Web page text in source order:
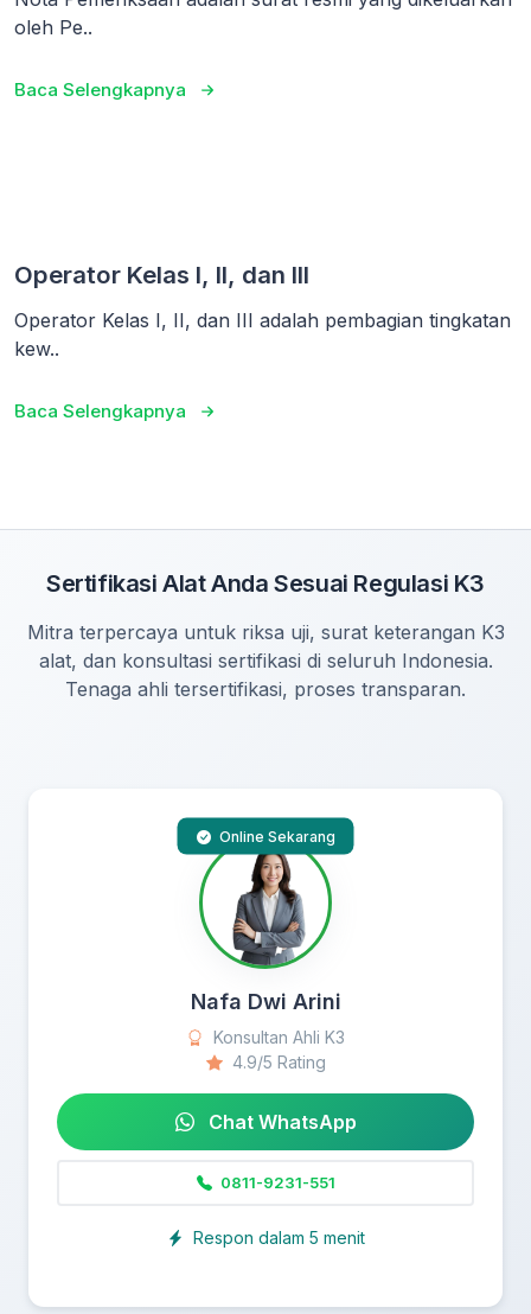
oleh Pe..
Baca Selengkapnya
Operator Kelas I, II, dan III
Operator Kelas I, II, dan III adalah pembagian tingkatan
kew..
Baca Selengkapnya
Sertifikasi Alat Anda Sesuai Regulasi K3
Mitra terpercaya untuk riksa uji, surat keterangan K3
alat, dan konsultasi sertifikasi di seluruh Indonesia.
Tenaga ahli tersertifikasi, proses transparan.
Online Sekarang
Nafa Dwi Arini
Konsultan Ahli K3
4.9/5 Rating
Chat WhatsApp
0811-9231-551
Respon dalam 5 menit